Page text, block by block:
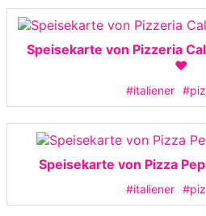
Speisekarte von Pizzeria
❤️
#italiener
Speisekarte von Pizza
#italiener